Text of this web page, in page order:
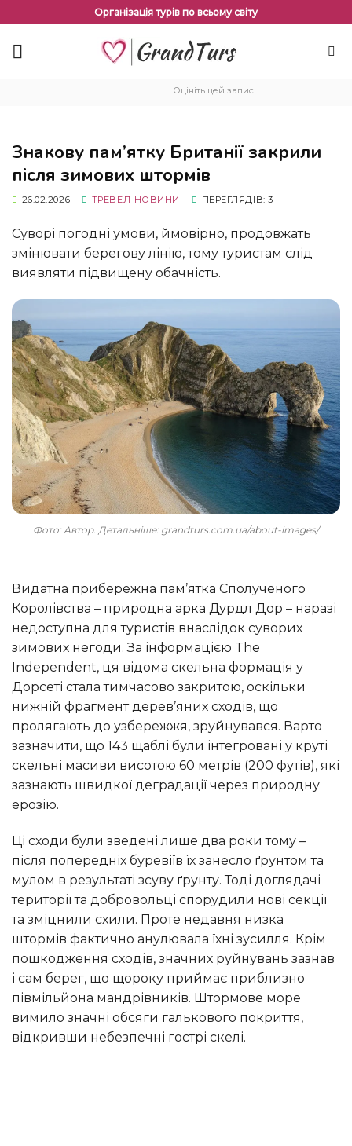
змісту
Організація турів по всьому світу
Оцініть цей запис
Знакову пам’ятку Британії закрили
після зимових штормів
26.02.2026 ТРЕВЕЛ-НОВИНИ ПЕРЕГЛЯДІВ: 3
Суворі погодні умови, ймовірно, продовжать
змінювати берегову лінію, тому туристам слід
виявляти підвищену обачність.
Фото: Автор. Детальніше: grandturs.com.ua/about-images/
Видатна прибережна пам’ятка Сполученого
Королівства – природна арка Дурдл Дор – наразі
недоступна для туристів внаслідок суворих
зимових негоди. За інформацією The
Independent, ця відома скельна формація у
Дорсеті стала тимчасово закритою, оскільки
нижній фрагмент дерев’яних сходів, що
пролягають до узбережжя, зруйнувався. Варто
зазначити, що 143 щаблі були інтегровані у круті
скельні масиви висотою 60 метрів (200 футів), які
зазнають швидкої деградації через природну
ерозію.
Ці сходи були зведені лише два роки тому –
після попередніх буревіїв їх занесло ґрунтом та
мулом в результаті зсуву ґрунту. Тоді доглядачі
території та добровольці спорудили нові секції
та зміцнили схили. Проте недавня низка
штормів фактично анулювала їхні зусилля. Крім
пошкодження сходів, значних руйнувань зазнав
і сам берег, що щороку приймає приблизно
півмільйона мандрівників. Штормове море
вимило значні обсяги галькового покриття,
відкривши небезпечні гострі скелі.